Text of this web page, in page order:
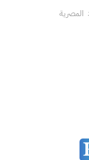
المصرية